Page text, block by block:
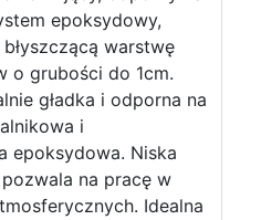
epoksydowy,
warstwę
o grubości do 1cm.
gładka i odporna na
i
epoksydowa. Niska
na pracę w
Idealna